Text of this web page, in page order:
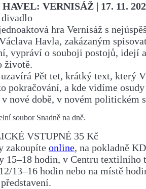
VERNISÁŽ | 17. 11.
hra Vernisáž s
Havla, zakázaným
vypráví o souboji postojů, idejí
životě.
Pět tet, krátký text, který
pokračování, a kde vidíme
v nové době, v novém politickém
soubor Snadně na dně.
VSTUPNÉ 35 Kč
zakoupíte online, na pokladně
15–18 hodin, v Centru textilního
13–16 hodin nebo na místě